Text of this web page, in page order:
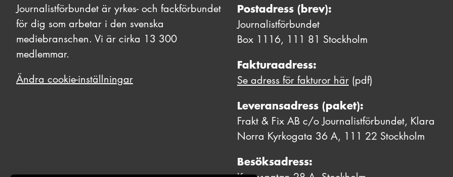
Journalistförbundet är yrkes- och fackförbundet
för dig som arbetar i den svenska
mediebranschen. Vi är cirka 13 300
medlemmar.
Ändra cookie-inställningar
Postadress (brev):
Journalistförbundet
Box 1116, 111 81 Stockholm
Fakturaadress:
Se adress för fakturor här (pdf)
Leveransadress (paket):
Frakt & Fix AB c/o Journalistförbundet, Klara
Norra Kyrkogata 36 A, 111 22 Stockholm
Besöksadress: